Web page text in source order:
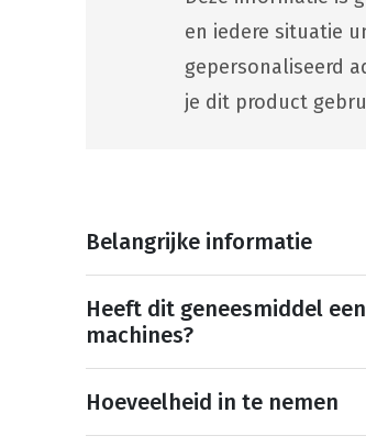
en iedere situatie
gepersonaliseerd
je dit product
Belangrijke informatie
Heeft dit geneesmiddel
machines?
Hoeveelheid in te nemen